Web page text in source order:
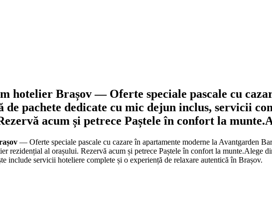
hotelier Brașov — Oferte speciale pascale cu
de pachete dedicate cu mic dejun inclus, servicii
acum și petrece Paștele în confort la
— Oferte speciale pascale cu cazare în apartamente moderne la Avantgarden
rezidențial al orașului. Rezervă acum și petrece Paștele în confort la munte.Alege
include servicii hoteliere complete și o experiență de relaxare autentică în Brașov.